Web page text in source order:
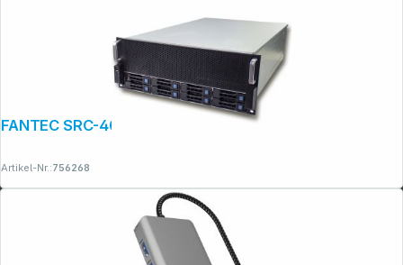
FANTEC SRC-4080X08 (ohne Netzteil)
Artikel-Nr.:756268
Copyright © 2001 - 2026 dexxIT. Alle Rechte vorbehalten.